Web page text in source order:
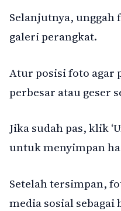
Selanjutnya,
galeri perangkat.
Atur posisi foto agar
perbesar atau geser
Jika sudah pas, klik
untuk menyimpan
Setelah tersimpan,
media sosial sebagai